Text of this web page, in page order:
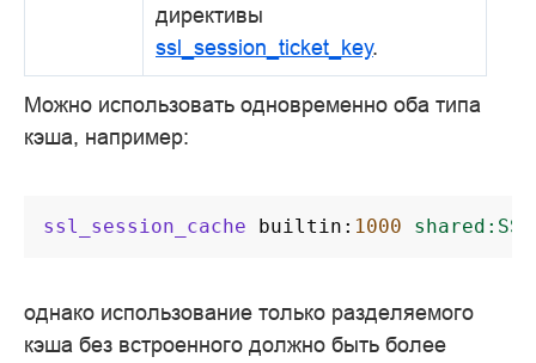
директивы
ssl_session_ticket_key.
Можно использовать одновременно оба типа
кэша, например:
ssl_session_cache builtin : 1000
однако использование только разделяемого
кэша без встроенного должно быть более